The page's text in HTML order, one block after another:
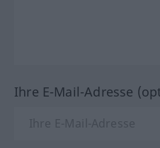
Ihre E-Mail-Adresse